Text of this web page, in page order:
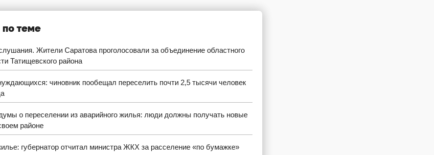
теме
Жители Саратова проголосовали за объединение областного
Татищевского района
чиновник пообещал переселить почти 2,5 тысячи человек
о переселении из аварийного жилья: люди должны получать новые
районе
губернатор отчитал министра ЖКХ за расселение «по бумажке»